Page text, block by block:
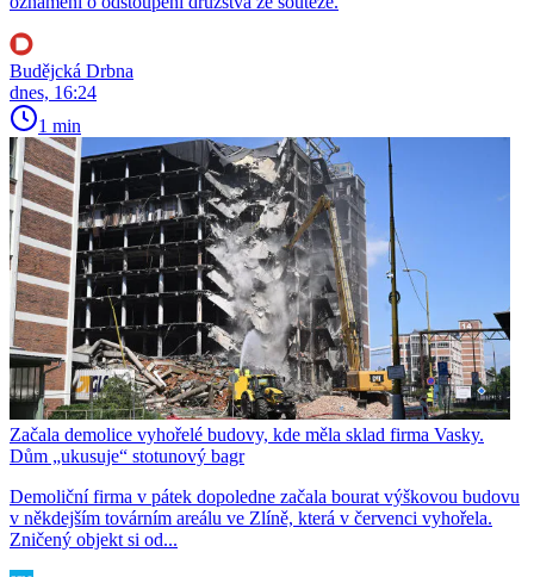
Budějcká Drbna
dnes, 16:24
1 min
Začala demolice vyhořelé budovy, kde měla sklad firma Vasky.
Dům „ukusuje“ stotunový bagr
Demoliční firma v pátek dopoledne začala bourat výškovou budovu
v někdejším továrním areálu ve Zlíně, která v červenci vyhořela.
Zničený objekt si od...